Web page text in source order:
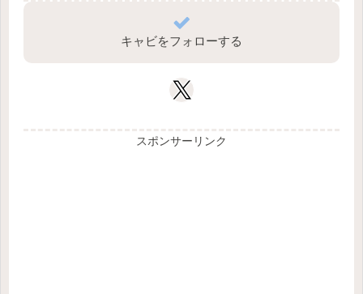
キャビをフォローする
スポンサーリンク